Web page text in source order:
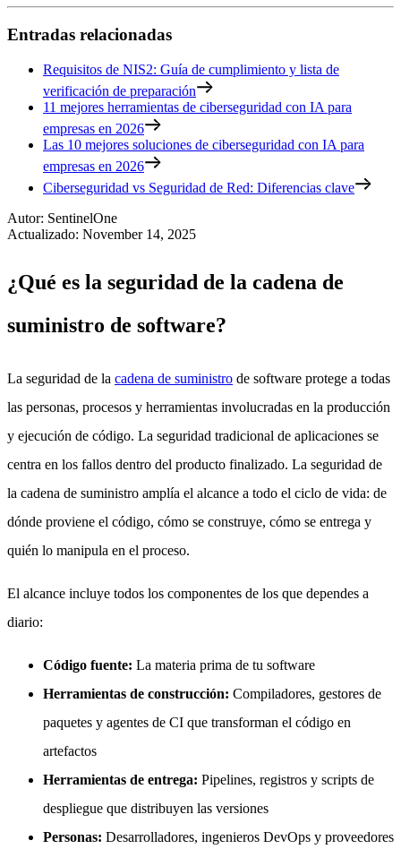
Entradas relacionadas
Requisitos de NIS2: Guía de cumplimiento y lista de
verificación de preparación
11 mejores herramientas de ciberseguridad con IA para
empresas en 2026
Las 10 mejores soluciones de ciberseguridad con IA para
empresas en 2026
Ciberseguridad vs Seguridad de Red: Diferencias clave
Autor: SentinelOne
Actualizado: November 14, 2025
¿Qué es la seguridad de la cadena de
suministro de software?
La seguridad de la cadena de suministro de software protege a todas
las personas, procesos y herramientas involucradas en la producción
y ejecución de código. La seguridad tradicional de aplicaciones se
centra en los fallos dentro del producto finalizado. La seguridad de
la cadena de suministro amplía el alcance a todo el ciclo de vida: de
dónde proviene el código, cómo se construye, cómo se entrega y
quién lo manipula en el proceso.
El alcance incluye todos los componentes de los que dependes a
diario:
Código fuente: La materia prima de tu software
Herramientas de construcción: Compiladores, gestores de
paquetes y agentes de CI que transforman el código en
artefactos
Herramientas de entrega: Pipelines, registros y scripts de
despliegue que distribuyen las versiones
Personas: Desarrolladores, ingenieros DevOps y proveedores